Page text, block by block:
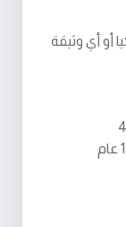
أو أي وثيقة